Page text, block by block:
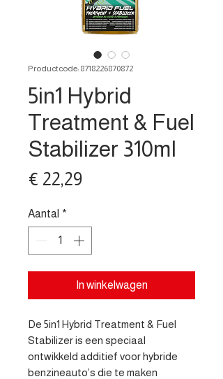
Productcode: 8718226870872
5in1 Hybrid
Treatment & Fuel
Stabilizer 310ml
€ 22,29Prijs
Aantal *
In winkelwagen
De 5in1 Hybrid Treatment & Fuel
Stabilizer is een speciaal
ontwikkeld additief voor hybride
benzineauto’s die te maken